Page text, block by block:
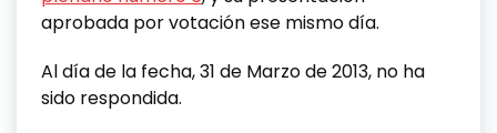
aprobada por votación ese mismo día.
Al día de la fecha, 31 de Marzo de 2013, no ha
sido respondida.